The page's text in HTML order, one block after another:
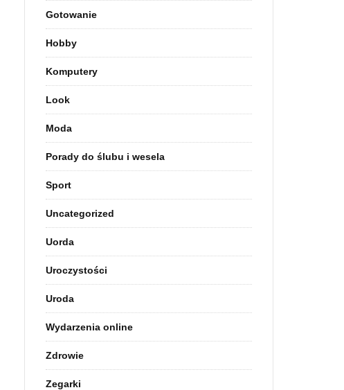
Gotowanie
Hobby
Komputery
Look
Moda
Porady do ślubu i wesela
Sport
Uncategorized
Uorda
Uroczystości
Uroda
Wydarzenia online
Zdrowie
Zegarki